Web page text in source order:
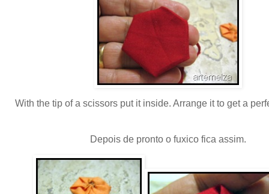
With the tip of a scissors put it inside. Arrange it to get a
Depois de pronto o fuxico fica assim.